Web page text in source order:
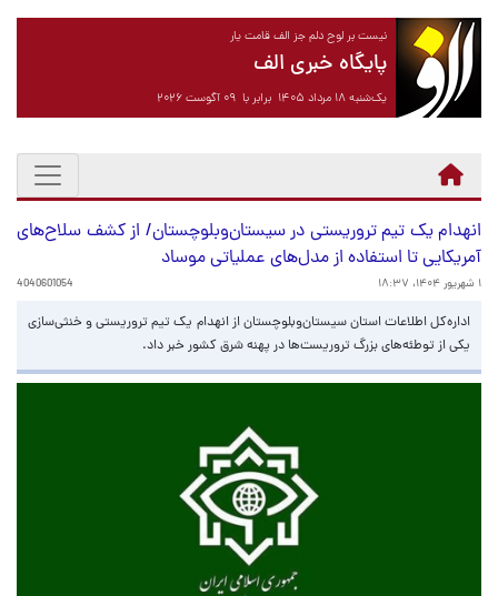
نیست بر لوح دلم جز الف قامت یار
پایگاه خبری الف
یک‌شنبه ۱۸ مرداد ۱۴۰۵ برابر با ۰۹ آگوست ۲۰۲۶
انهدام یک تیم تروریستی در سیستان‌وبلوچستان/ از کشف سلاح‌های
آمریکایی تا استفاده از مدل‌های عملیاتی موساد
۱ شهریور ۱۴۰۴، ۱۸:۳۷ 4040601054
اداره‌کل اطلاعات استان سیستان‌وبلوچستان از انهدام یک تیم تروریستی و خنثی‌سازی
یکی از توطئه‌های بزرگ تروریست‌ها در پهنه شرق کشور خبر داد.